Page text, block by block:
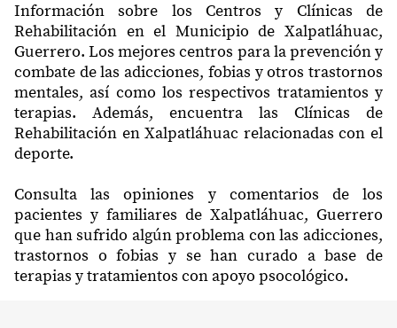
Información sobre los Centros y Clínicas de
Rehabilitación en el Municipio de Xalpatláhuac,
Guerrero. Los mejores centros para la prevención y
combate de las adicciones, fobias y otros trastornos
mentales, así como los respectivos tratamientos y
terapias. Además, encuentra las Clínicas de
Rehabilitación en Xalpatláhuac relacionadas con el
deporte.
Consulta las opiniones y comentarios de los
pacientes y familiares de Xalpatláhuac, Guerrero
que han sufrido algún problema con las adicciones,
trastornos o fobias y se han curado a base de
terapias y tratamientos con apoyo psocológico.